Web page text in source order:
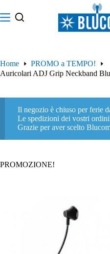
al
contenuto
Home
PROMO a TEMPO!
Auricolari ADJ Grip Neckband
Il negozio è chiuso per ferie
Le spedizioni dei vostri
Grazie per aver scelto
PROMOZIONE!